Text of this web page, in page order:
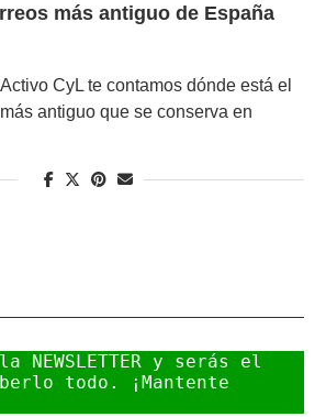
más antiguo de España
CyL te contamos dónde está el
antiguo que se conserva en
NEWSLETTER y serás el
todo. ¡Mantente